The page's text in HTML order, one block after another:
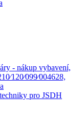
- nákup vybavení,
pro JSDH